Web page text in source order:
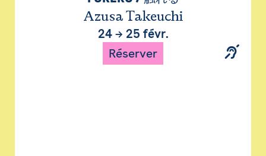
Azusa Takeuchi
24→ 25 févr.
Réserver